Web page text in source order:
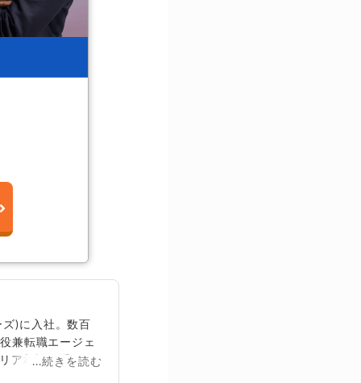
)に入社。数百
兼転職エージェ
ア相談に乗る。
...続きを読む